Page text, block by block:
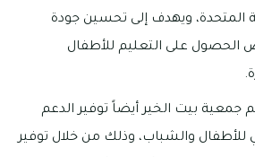
المتحدة، ويهدف إلى تحسين جودة
الحصول على التعليم للأطفال
جمعية بيت الخير أيضاً توفير الدعم
للأطفال والشباب، وذلك من خلال توفير